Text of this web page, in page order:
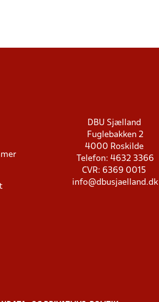
DBU Sjælland
Fuglebakken 2
4000 Roskilde
Telefon: 4632 3366
CVR: 6369 0015
info@dbusjaelland.dk